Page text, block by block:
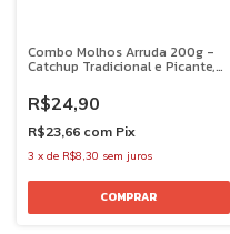
Combo Molhos Arruda 200g -
Catchup Tradicional e Picante,
R$24,90
R$23,66 com Pix
3 x de R$8,30 sem juros